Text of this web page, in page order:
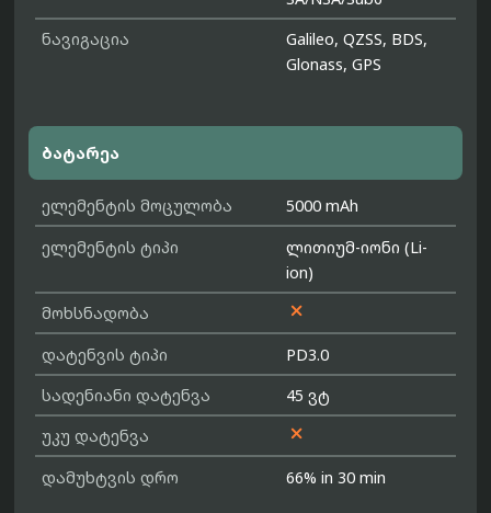
ნავიგაცია
Galileo, QZSS, BDS,
Glonass, GPS
ბატარეა
ელემენტის მოცულობა
5000 mAh
ელემენტის ტიპი
ლითიუმ-იონი (Li-
ion)
მოხსნადობა

დატენვის ტიპი
PD3.0
სადენიანი დატენვა
45 ვტ
უკუ დატენვა

დამუხტვის დრო 66% in 30 min